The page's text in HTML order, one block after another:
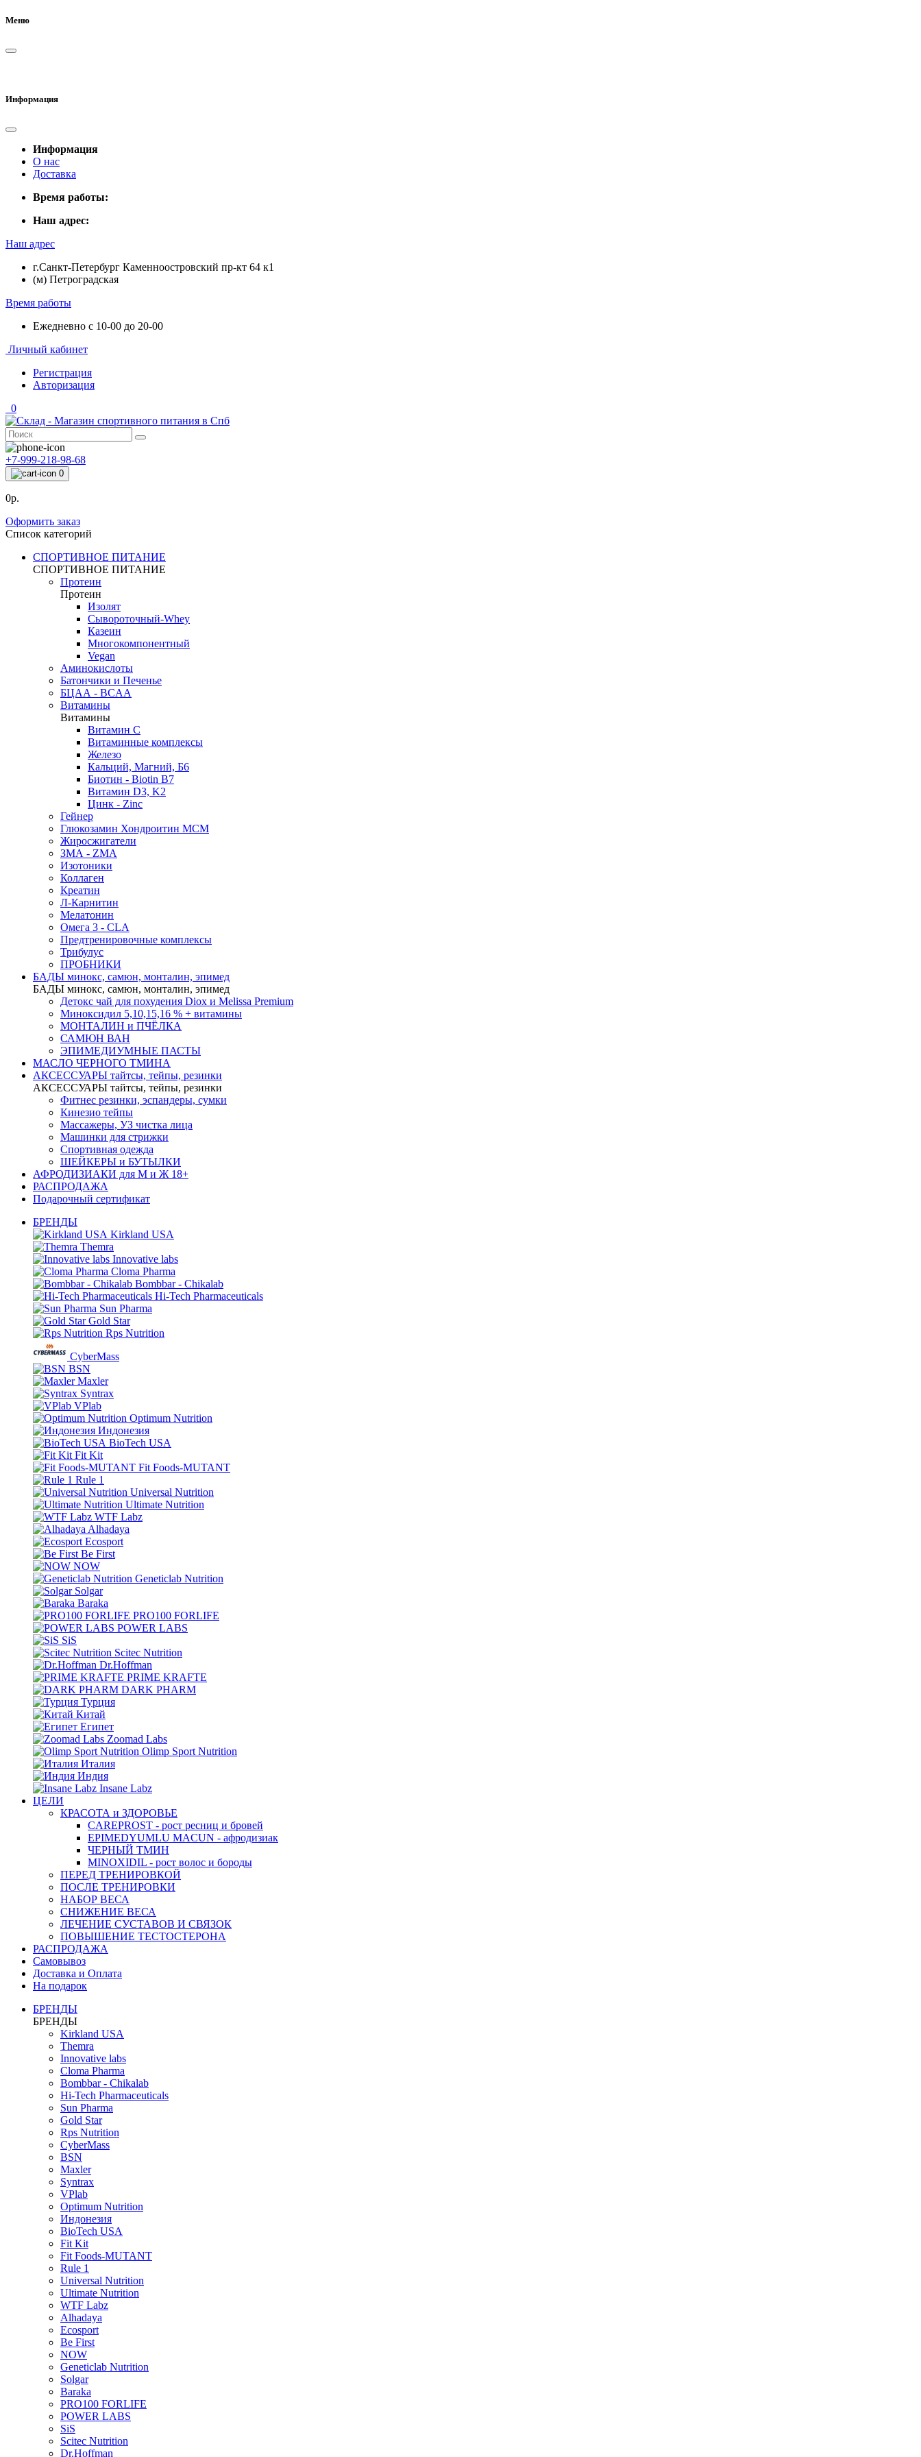
Меню
Информация
Информация
О нас
Доставка
Время работы:
Наш адрес:
Наш адрес
г.Санкт-Петербург Каменноостровский пр-кт 64 к1
(м) Петроградская
Время работы
Ежедневно с 10-00 до 20-00
Личный кабинет
Регистрация
Авторизация
0
+7-999-218-98-68
0
0р.
Оформить заказ
Список категорий
СПОРТИВНОЕ ПИТАНИЕ
СПОРТИВНОЕ ПИТАНИЕ
Протеин
Протеин
Изолят
Сывороточный-Whey
Казеин
Многокомпонентный
Vegan
Аминокислоты
Батончики и Печенье
БЦАА - BCAA
Витамины
Витамины
Витамин C
Витаминные комплексы
Железо
Кальций, Магний, Б6
Биотин - Biotin B7
Витамин D3, K2
Цинк - Zinc
Гейнер
Глюкозамин Хондроитин МСМ
Жиросжигатели
ЗМА - ZMA
Изотоники
Коллаген
Креатин
Л-Карнитин
Мелатонин
Омега 3 - CLA
Предтренировочные комплексы
Трибулус
ПРОБНИКИ
БАДЫ минокс, самюн, монталин, эпимед
БАДЫ минокс, самюн, монталин, эпимед
Детокс чай для похудения Diox и Melissa Premium
Миноксидил 5,10,15,16 % + витамины
МОНТАЛИН и ПЧЁЛКА
САМЮН ВАН
ЭПИМЕДИУМНЫЕ ПАСТЫ
МАСЛО ЧЕРНОГО ТМИНА
АКСЕССУАРЫ тайтсы, тейпы, резинки
АКСЕССУАРЫ тайтсы, тейпы, резинки
Фитнес резинки, эспандеры, сумки
Кинезио тейпы
Массажеры, УЗ чистка лица
Машинки для стрижки
Спортивная одежда
ШЕЙКЕРЫ и БУТЫЛКИ
АФРОДИЗИАКИ для М и Ж 18+
РАСПРОДАЖА
Подарочный сертификат
БРЕНДЫ
Kirkland USA
Themra
Innovative labs
Cloma Pharma
Bombbar - Chikalab
Hi-Tech Pharmaceuticals
Sun Pharma
Gold Star
Rps Nutrition
CyberMass
BSN
Maxler
Syntrax
VPlab
Optimum Nutrition
Индонезия
BioTech USA
Fit Kit
Fit Foods-MUTANT
Rule 1
Universal Nutrition
Ultimate Nutrition
WTF Labz
Alhadaya
Ecosport
Be First
NOW
Geneticlab Nutrition
Solgar
Baraka
PRO100 FORLIFE
POWER LABS
SiS
Scitec Nutrition
Dr.Hoffman
PRIME KRAFTE
DARK PHARM
Турция
Китай
Египет
Zoomad Labs
Olimp Sport Nutrition
Италия
Индия
Insane Labz
ЦЕЛИ
КРАСОТА и ЗДОРОВЬЕ
CAREPROST - рост ресниц и бровей
EPIMEDYUMLU MACUN - афродизиак
ЧЕРНЫЙ ТМИН
MINOXIDIL - рост волос и бороды
ПЕРЕД ТРЕНИРОВКОЙ
ПОСЛЕ ТРЕНИРОВКИ
НАБОР ВЕСА
СНИЖЕНИЕ ВЕСА
ЛЕЧЕНИЕ СУСТАВОВ И СВЯЗОК
ПОВЫШЕНИЕ ТЕСТОСТЕРОНА
РАСПРОДАЖА
Самовывоз
Доставка и Оплата
На подарок
БРЕНДЫ
БРЕНДЫ
Kirkland USA
Themra
Innovative labs
Cloma Pharma
Bombbar - Chikalab
Hi-Tech Pharmaceuticals
Sun Pharma
Gold Star
Rps Nutrition
CyberMass
BSN
Maxler
Syntrax
VPlab
Optimum Nutrition
Индонезия
BioTech USA
Fit Kit
Fit Foods-MUTANT
Rule 1
Universal Nutrition
Ultimate Nutrition
WTF Labz
Alhadaya
Ecosport
Be First
NOW
Geneticlab Nutrition
Solgar
Baraka
PRO100 FORLIFE
POWER LABS
SiS
Scitec Nutrition
Dr.Hoffman